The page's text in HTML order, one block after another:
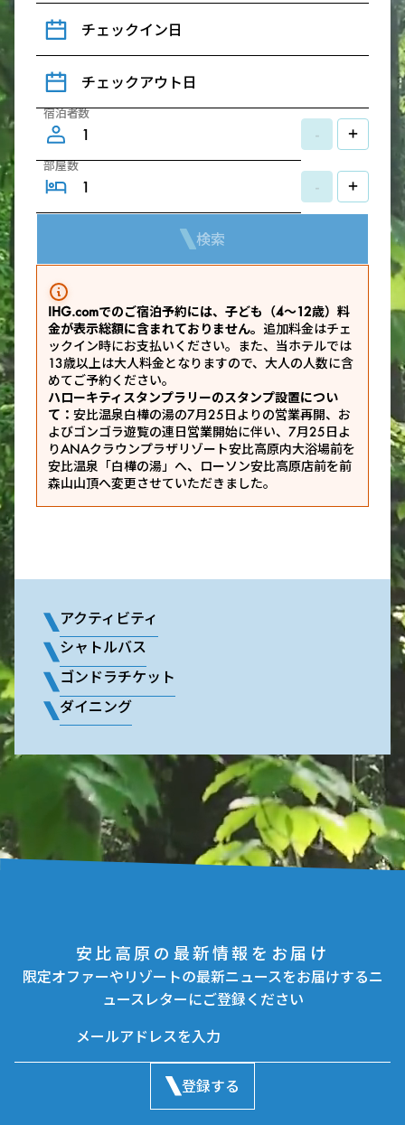
チェックイン日
チェックアウト日
宿泊者数
- +
部屋数
- +
検索
IHG.comでのご宿泊予約には、子ども（4～12歳）料
金が表示総額に含まれておりません。 追加料金はチェ
ックイン時にお支払いください。また、当ホテルでは
13歳以上は大人料金となりますので、大人の人数に含
めてご予約ください。
ハローキティスタンプラリーのスタンプ設置につい
て： 安比温泉白樺の湯の7月25日よりの営業再開、お
よびゴンゴラ遊覧の連日営業開始に伴い、7月25日よ
りANAクラウンプラザリゾート安比高原内大浴場前を
安比温泉「白樺の湯」へ、ローソン安比高原店前を前
森山山頂へ変更させていただきました。
アクティビティ
シャトルバス
ゴンドラチケット
ダイニング
安比高原の最新情報をお届け
限定オファーやリゾートの最新ニュースをお届けするニ
ュースレターにご登録ください
登録する